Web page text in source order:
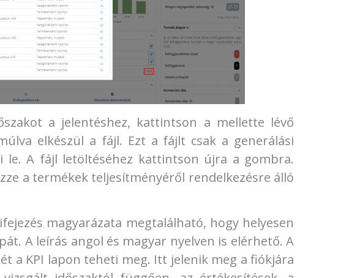
a jelentéshez, kattintson a mellette lévő
elkészül a fájl. Ezt a fájlt csak a generálási
le. A fájl letöltéséhez kattintson újra a gombra.
a termékek teljesítményéről rendelkezésre álló
magyarázata megtalálható, hogy helyesen
A leírás angol és magyar nyelven is elérhető. A
a KPI lapon teheti meg. Itt jelenik meg a fiókjára